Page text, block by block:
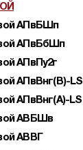
АПвБШп
АПвБбШп
АПвПу2г
АПвВнг(B)-LS
АПвВнг(A)-LS
АВБШв
АВВГ